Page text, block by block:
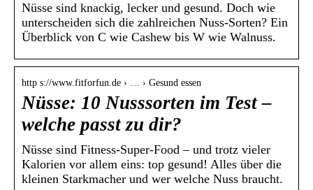
Nüsse sind knackig, lecker und gesund. Doch wie
unterscheiden sich die zahlreichen Nuss-Sorten? Ein
Überblick von C wie Cashew bis W wie Walnuss.
http s://www.fitforfun.de › … › Gesund essen
Nüsse: 10 Nusssorten im Test –
welche passt zu dir?
Nüsse sind Fitness-Super-Food – und trotz vieler
Kalorien vor allem eins: top gesund! Alles über die
kleinen Starkmacher und wer welche Nuss braucht.